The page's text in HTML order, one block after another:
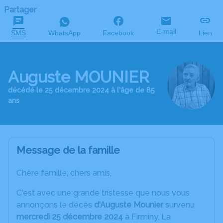
Partager
SMS WhatsApp Facebook E-mail Lien
Auguste MOUNIER
décédé le 25 décembre 2024 à l'âge de 85
ans
Message de la famille
Chère famille, chers amis,
C'est avec une grande tristesse que nous vous
annonçons le décès d'Auguste Mouniersurvenu
mercredi 25 décembre 2024 à Firminy. La